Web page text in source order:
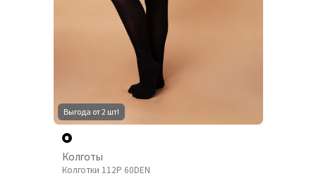
Выгода от 2 шт!
Колготы
Колготки 112P 60DEN